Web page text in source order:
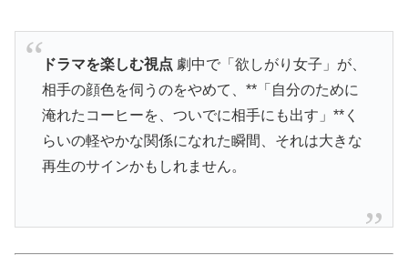
ドラマを楽しむ視点 劇中で「欲しがり女子」が、
相手の顔色を伺うのをやめて、**「自分のために
淹れたコーヒーを、ついでに相手にも出す」**く
らいの軽やかな関係になれた瞬間、それは大きな
再生のサインかもしれません。